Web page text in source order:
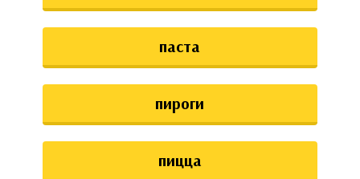
паста
пироги
пицца